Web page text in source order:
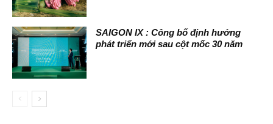
SAIGON IX : Công bố định hướng
phát triển mới sau cột mốc 30 năm